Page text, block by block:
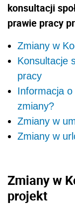
konsultacji
prawie pracy
Zmiany w
Konsultacje
pracy
Informacja
zmiany?
Zmiany w
Zmiany w
Zmiany w
projekt